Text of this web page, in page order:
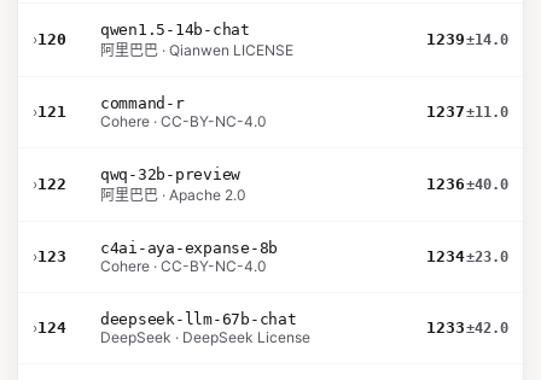
›120
qwen1.5-14b-chat
阿里巴巴 · Qianwen LICENSE
1239±14.0
›121
command-r
Cohere · CC-BY-NC-4.0
1237±11.0
›122
qwq-32b-preview
阿里巴巴 · Apache 2.0
1236±40.0
›123
c4ai-aya-expanse-8b
Cohere · CC-BY-NC-4.0
1234±23.0
›124
deepseek-llm-67b-chat
DeepSeek · DeepSeek License
1233±42.0